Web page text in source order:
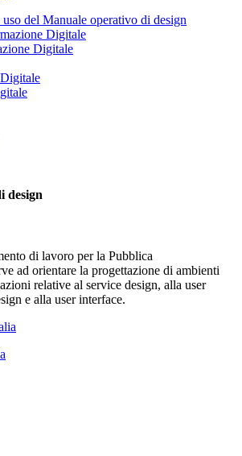
del Manuale operativo di design
Digitale
design
di lavoro per la Pubblica
ad orientare la progettazione di ambienti
relative al service design, alla user
e alla user interface.